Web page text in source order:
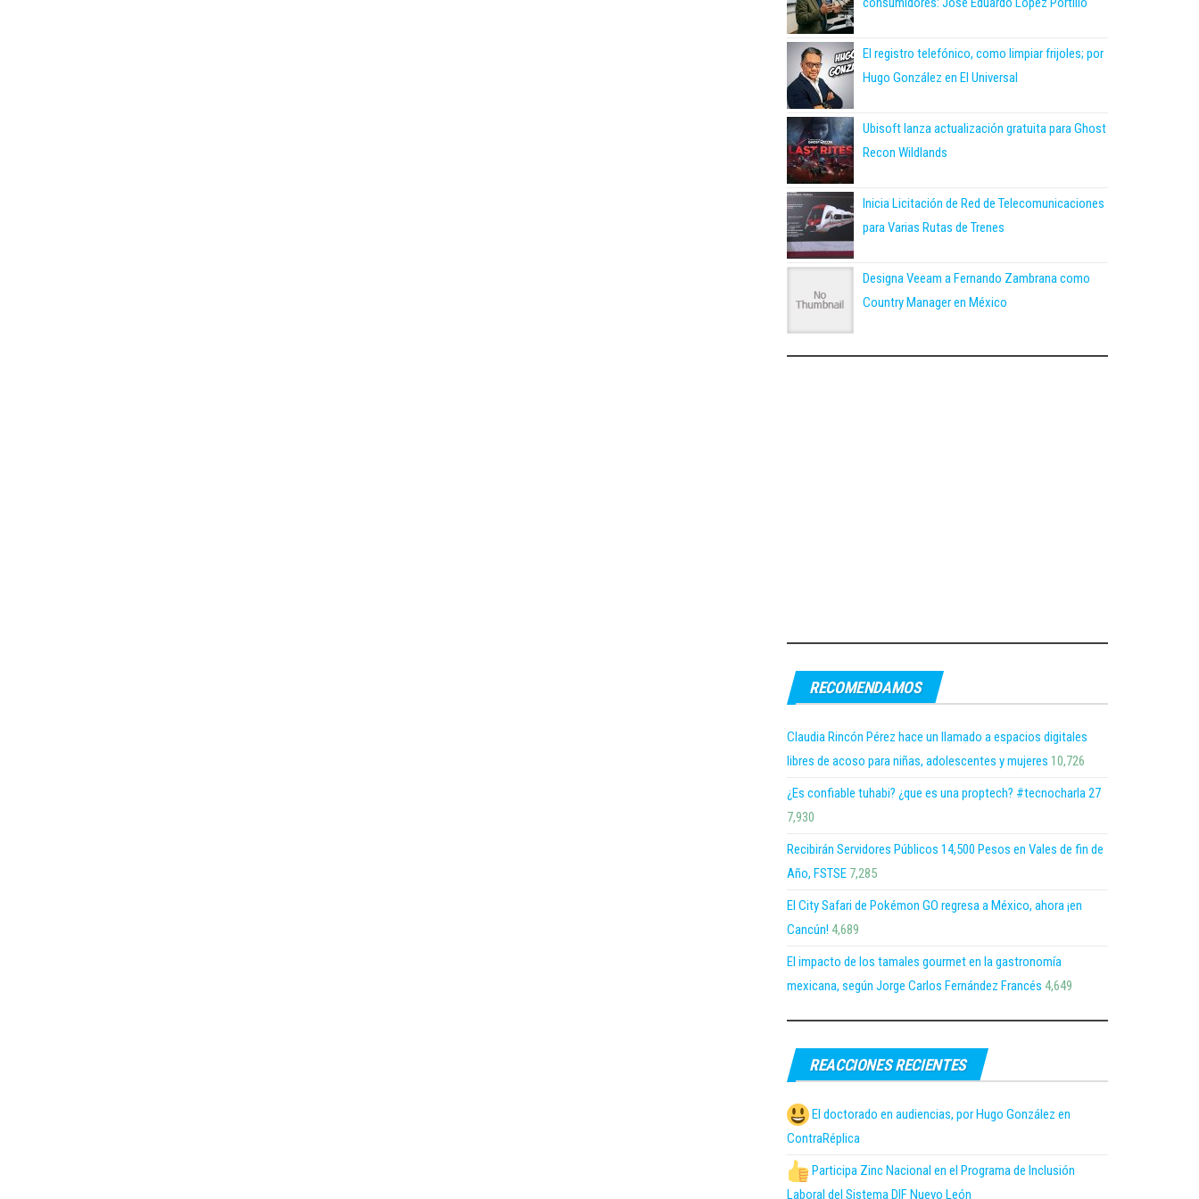
El registro telefónico, como limpiar frijoles; por
Hugo González en El Universal
Ubisoft lanza actualización gratuita para Ghost
Recon Wildlands
Inicia Licitación de Red de Telecomunicaciones
para Varias Rutas de Trenes
Designa Veeam a Fernando Zambrana como
Country Manager en México
RECOMENDAMOS
Claudia Rincón Pérez hace un llamado a espacios digitales
libres de acoso para niñas, adolescentes y mujeres 10,726
¿Es confiable tuhabi? ¿que es una proptech? #tecnocharla 27
7,930
Recibirán Servidores Públicos 14,500 Pesos en Vales de fin de
Año, FSTSE 7,285
El City Safari de Pokémon GO regresa a México, ahora ¡en
Cancún! 4,689
El impacto de los tamales gourmet en la gastronomía
mexicana, según Jorge Carlos Fernández Francés 4,649
REACCIONES RECIENTES
El doctorado en audiencias, por Hugo González en
ContraRéplica
Participa Zinc Nacional en el Programa de Inclusión
Laboral del Sistema DIF Nuevo León